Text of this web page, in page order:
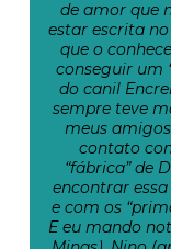
de amor que
estar escrita
que o
conseguir um
do canil
sempre teve
meus
contato
“fábrica” de
encontrar
e com os
E eu mando